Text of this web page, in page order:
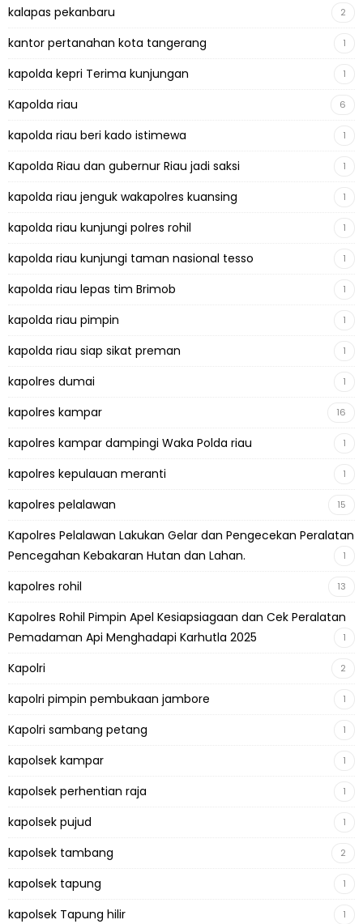
kalapas pekanbaru 2
kantor pertanahan kota tangerang 1
kapolda kepri Terima kunjungan 1
Kapolda riau 6
kapolda riau beri kado istimewa 1
Kapolda Riau dan gubernur Riau jadi saksi 1
kapolda riau jenguk wakapolres kuansing 1
kapolda riau kunjungi polres rohil 1
kapolda riau kunjungi taman nasional tesso 1
kapolda riau lepas tim Brimob 1
kapolda riau pimpin 1
kapolda riau siap sikat preman 1
kapolres dumai 1
kapolres kampar 16
kapolres kampar dampingi Waka Polda riau 1
kapolres kepulauan meranti 1
kapolres pelalawan 15
Kapolres Pelalawan Lakukan Gelar dan Pengecekan Peralatan
Pencegahan Kebakaran Hutan dan Lahan.
1
kapolres rohil 13
Kapolres Rohil Pimpin Apel Kesiapsiagaan dan Cek Peralatan
Pemadaman Api Menghadapi Karhutla 2025
1
Kapolri 2
kapolri pimpin pembukaan jambore 1
Kapolri sambang petang 1
kapolsek kampar 1
kapolsek perhentian raja 1
kapolsek pujud 1
kapolsek tambang 2
kapolsek tapung 1
kapolsek Tapung hilir 1